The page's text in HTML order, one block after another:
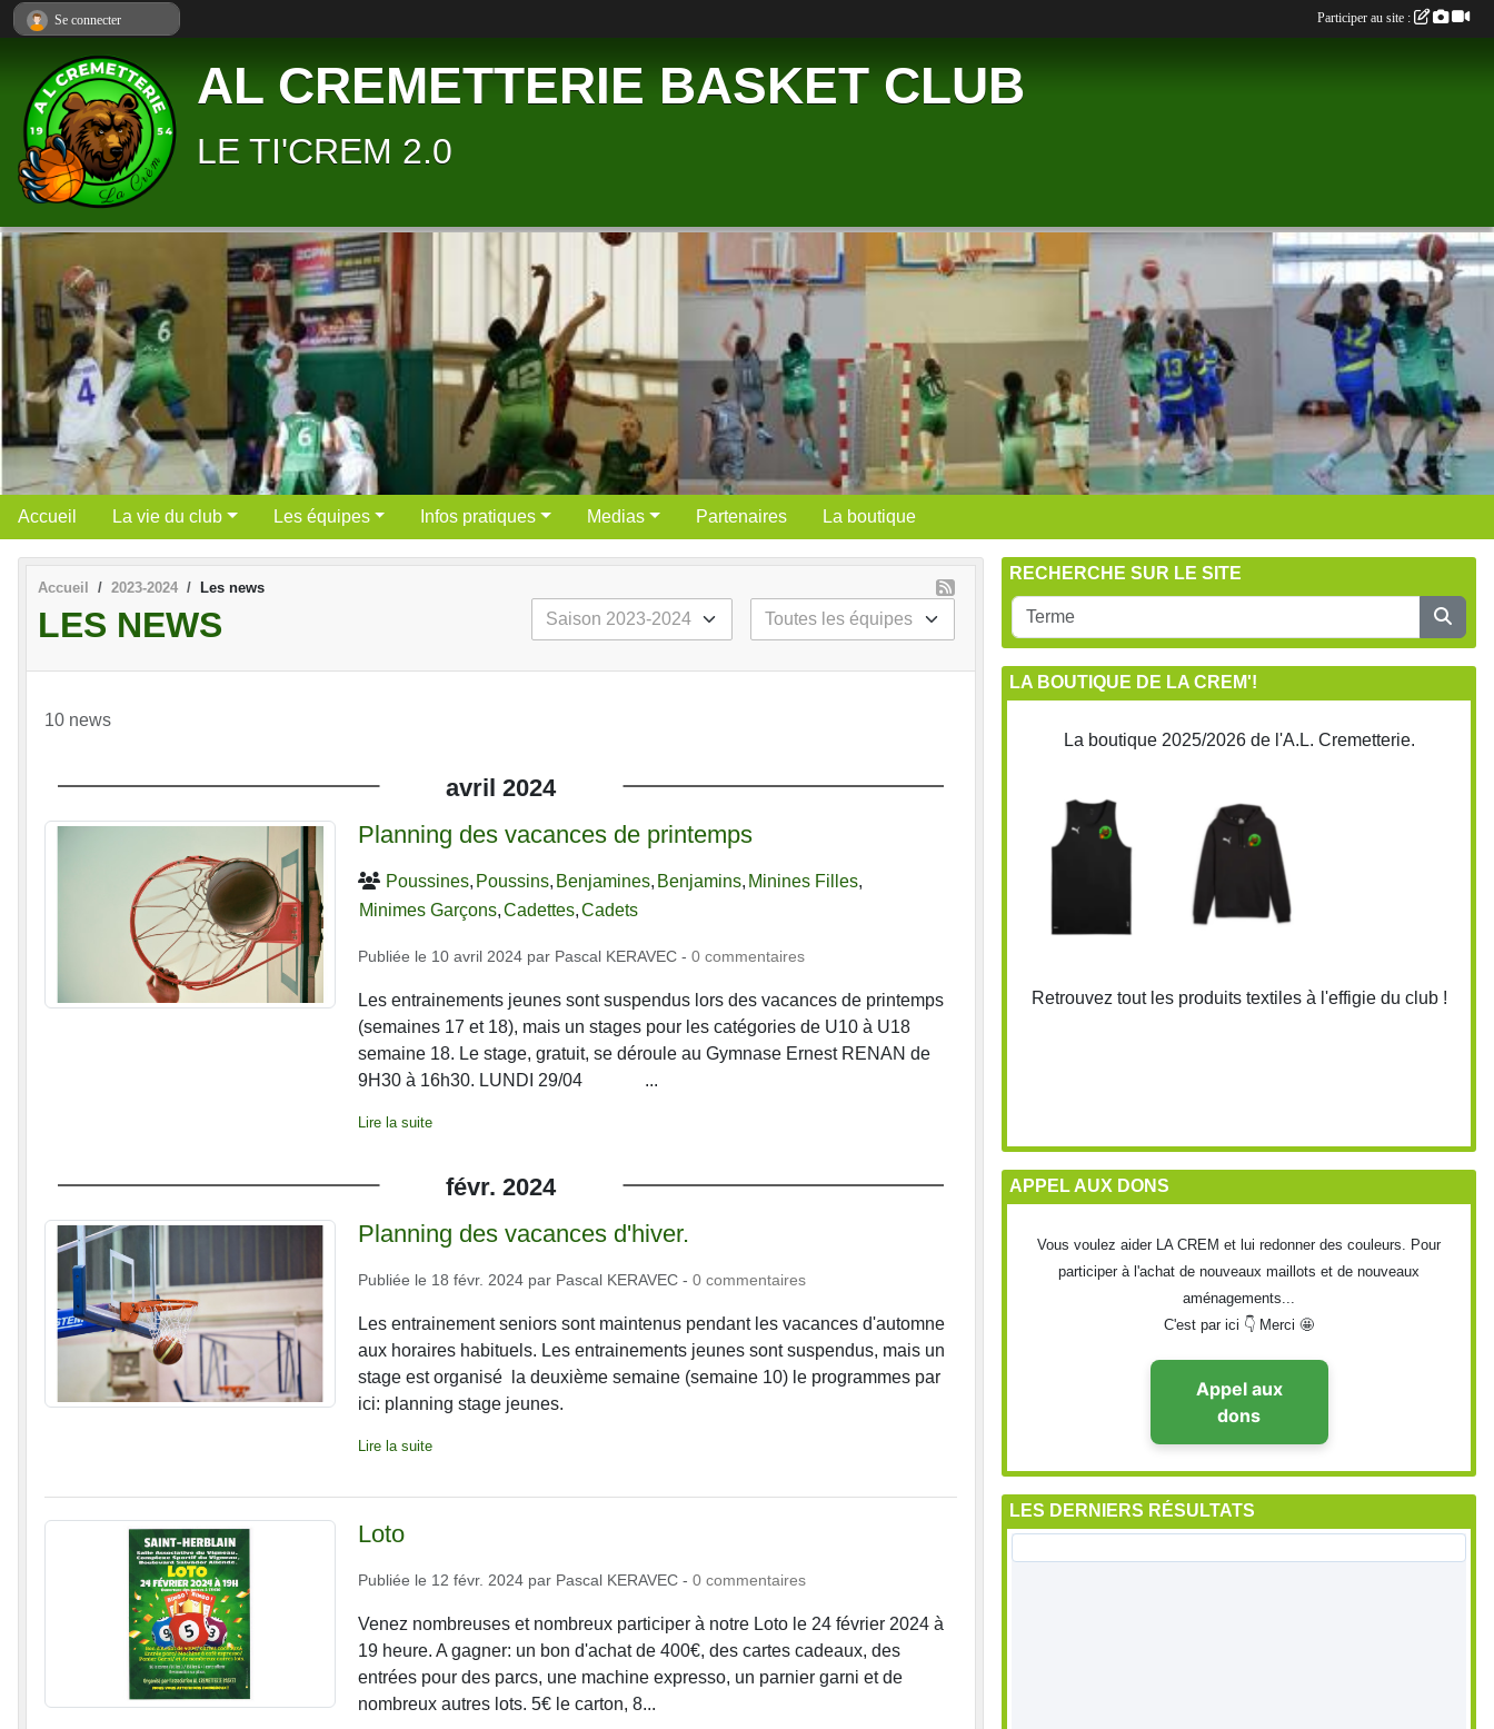
AL CREMETTERIE BASKET CLUB
LE TI'CREM 2.0
Accueil La vie du club Les équipes Infos pratiques Medias Partenaires La boutique
Accueil 2023-2024 Les news
LES NEWS
10 news
avril 2024
Planning des vacances de printemps
Poussines Poussins Benjamines Benjamins Minines Filles
Minimes Garçons Cadettes Cadets
Publiée le 10 avril 2024par Pascal KERAVEC - 0 commentaires
Les entrainements jeunes sont suspendus lors des vacances de printemps
(semaines 17 et 18), mais un stages pour les catégories de U10 à U18
semaine 18. Le stage, gratuit, se déroule au Gymnase Ernest RENAN de
9H30 à 16h30. LUNDI 29/04 ...
Lire la suite
févr. 2024
Planning des vacances d'hiver.
Publiée le 18 févr. 2024par Pascal KERAVEC - 0 commentaires
Les entrainement seniors sont maintenus pendant les vacances d'automne
aux horaires habituels. Les entrainements jeunes sont suspendus, mais un
stage est organisé la deuxième semaine (semaine 10) le programmes par
ici: planning stage jeunes.
Lire la suite
Loto
Publiée le 12 févr. 2024par Pascal KERAVEC - 0 commentaires
Venez nombreuses et nombreux participer à notre Loto le 24 février 2024 à
19 heure. A gagner: un bon d'achat de 400€, des cartes cadeaux, des
entrées pour des parcs, une machine expresso, un parnier garni et de
nombreux autres lots. 5€ le carton, 8...
RECHERCHE SUR LE SITE
LA BOUTIQUE DE LA CREM'!
La boutique 2025/2026 de l'A.L. Cremetterie.
Retrouvez tout les produits textiles à l'effigie du club !
APPEL AUX DONS
Vous voulez aider LA CREM et lui redonner des couleurs. Pour
participer à l'achat de nouveaux maillots et de nouveaux
aménagements...
C'est par ici 👇 Merci 🤩
Appel aux
dons
LES DERNIERS RÉSULTATS
Se connecter Participer au site :
Panneau de gestion des cookies